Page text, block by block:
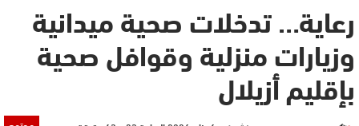
رعاية… تدخلات صحية ميدانية
وزيارات منزلية وقوافل صحية
بإقليم أزيلال